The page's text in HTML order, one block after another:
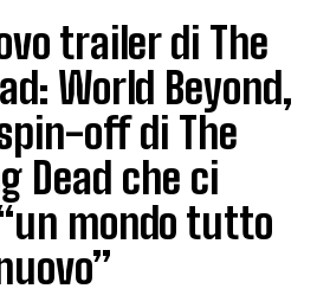
trailer di The
World Beyond,
off di The
Dead che ci
mondo tutto